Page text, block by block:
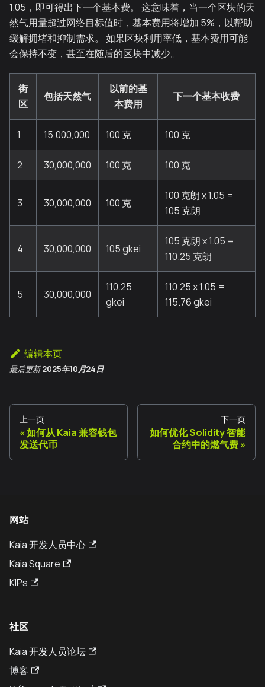
1.05，即可得出下一个基本费。 这意味着，当一个区块的天
然气用量超过网络目标值时，基本费用将增加 5%，以帮助
缓解拥堵和抑制需求。 如果区块利用率低，基本费用可能
会保持不变，甚至在随后的区块中减少。
街
区
包括天然气
以前的基
本费用
下一个基本收费
1 15,000,000 100 克 100 克
2 30,000,000 100 克 100 克
3 30,000,000 100 克
100 克朗 x 1.05 =
105 克朗
4 30,000,000 105 gkei
105 克朗 x 1.05 =
110.25 克朗
5 30,000,000
110.25
gkei
110.25 x 1.05 =
115.76 gkei
编辑本页
最后更新 2025年10月24日
上一页
如何从 Kaia 兼容钱包
发送代币
下一页
如何优化 Solidity 智能
合约中的燃气费
网站
Kaia 开发人员中心
Kaia Square
KIPs
社区
Kaia 开发人员论坛
博客